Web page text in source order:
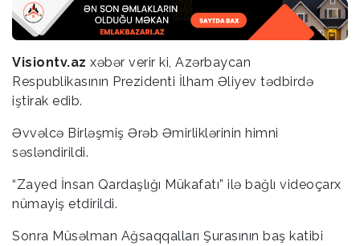
Visiontv.az xəbər verir ki, Azərbaycan
Respublikasının Prezidenti İlham Əliyev tədbirdə
iştirak edib.
Əvvəlcə Birləşmiş Ərəb Əmirliklərinin himni
səsləndirildi.
“Zayed İnsan Qardaşlığı Mükafatı” ilə bağlı videoçarx
nümayiş etdirildi.
Sonra Müsəlman Ağsaqqalları Şurasının baş katibi